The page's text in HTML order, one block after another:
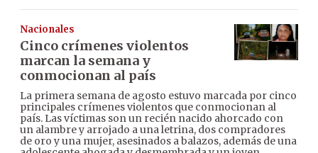
Nacionales
Cinco crímenes violentos
marcan la semana y
conmocionan al país
La primera semana de agosto estuvo marcada por cinco
principales crímenes violentos que conmocionan al
país. Las víctimas son un recién nacido ahorcado con
un alambre y arrojado a una letrina, dos compradores
de oro y una mujer, asesinados a balazos, además de una